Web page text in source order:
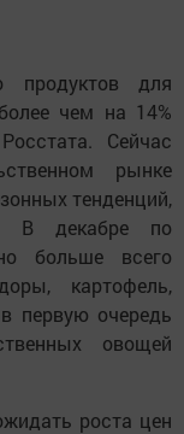
продуктов для
чем на 14%
Сейчас
рынке
тенденций,
В декабре по
больше всего
картофель,
первую очередь
овощей
роста цен